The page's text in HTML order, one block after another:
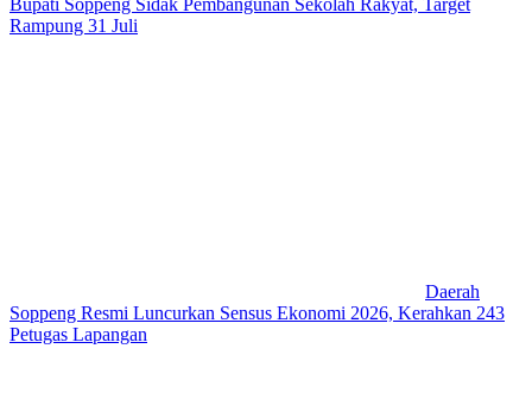
Rampung 31 Juli
Daerah
Soppeng Resmi Luncurkan Sensus Ekonomi 2026, Kerahkan 243
Petugas Lapangan